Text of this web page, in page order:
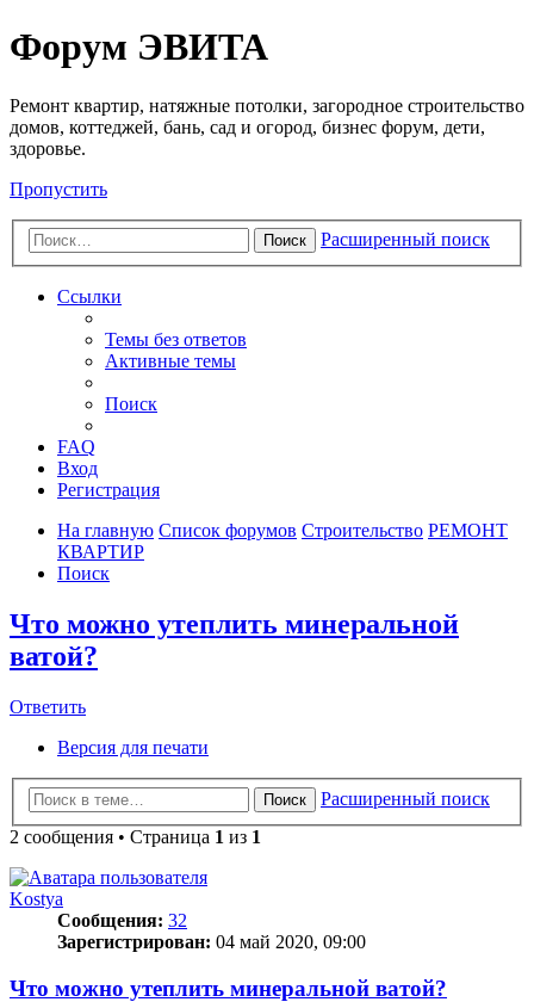
Регистрация
Форум ЭВИТА
Ремонт квартир, натяжные потолки, загородное строительство
домов, коттеджей, бань, сад и огород, бизнес форум, дети,
здоровье.
Пропустить
Поиск Расширенный поиск
Ссылки
Темы без ответов
Активные темы
Поиск
FAQ
Вход
Регистрация
На главную Список форумов Строительство РЕМОНТ
КВАРТИР
Поиск
Что можно утеплить минеральной
ватой?
Ответить
Ответить
Версия для печати
Поиск
Расширенный поиск
2 сообщения • Страница 1 из 1
Kostya
Сообщения: 32
Зарегистрирован: 04 май 2020, 09:00
Что можно утеплить минеральной ватой?